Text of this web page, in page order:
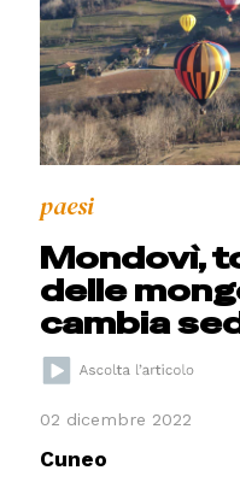
paesi
Mondovì,
delle
cambia
02 dicembre 2022
Cuneo